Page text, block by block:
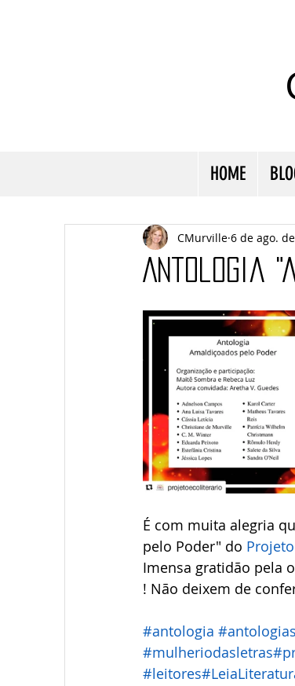
HOME
Antologia
CMurville 6 de ago.
É com muita alegria
pelo Poder" do
Imensa gratidão pela
! Não deixem de
#antologia #antologias
#mulheriodasletras
#leitores